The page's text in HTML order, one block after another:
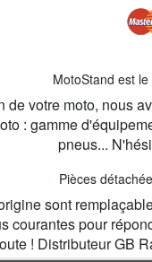
MotoStand est
votre moto, nous
: gamme
pneus...
Pièces
sont
courantes pour
! Distributeur GB